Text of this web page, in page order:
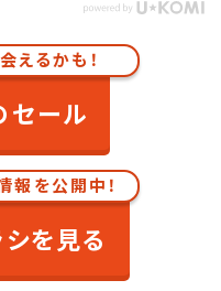
えるかも！
セール
報を公開中！
を見る